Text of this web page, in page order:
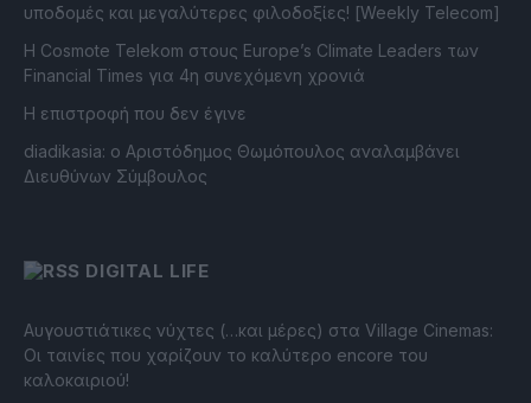
υποδομές και μεγαλύτερες φιλοδοξίες! [Weekly Telecom]
Η Cosmote Telekom στους Europe’s Climate Leaders των
Financial Times για 4η συνεχόμενη χρονιά
Η επιστροφή που δεν έγινε
diadikasia: ο Αριστόδημος Θωμόπουλος αναλαμβάνει
Διευθύνων Σύμβουλος
DIGITAL LIFE
Αυγουστιάτικες νύχτες (…και μέρες) στα Village Cinemas:
Οι ταινίες που χαρίζουν το καλύτερο encore του
καλοκαιριού!